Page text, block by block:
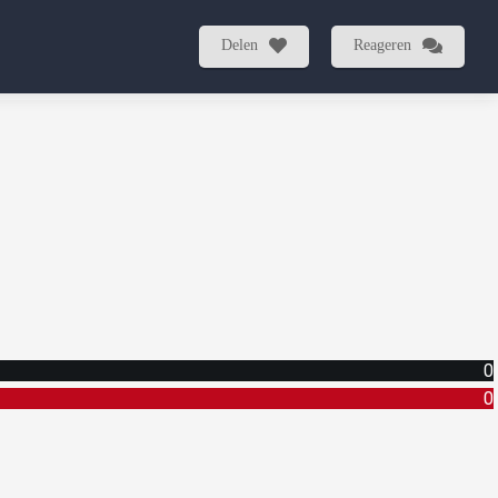
Delen Reageren
0
0